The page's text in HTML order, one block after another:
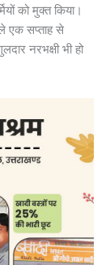
को मुक्त किया।
एक सप्ताह से
नरभक्षी भी हो